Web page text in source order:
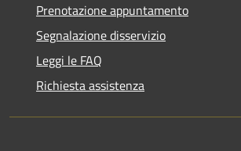
Prenotazione appuntamento
Segnalazione disservizio
Leggi le FAQ
Richiesta assistenza